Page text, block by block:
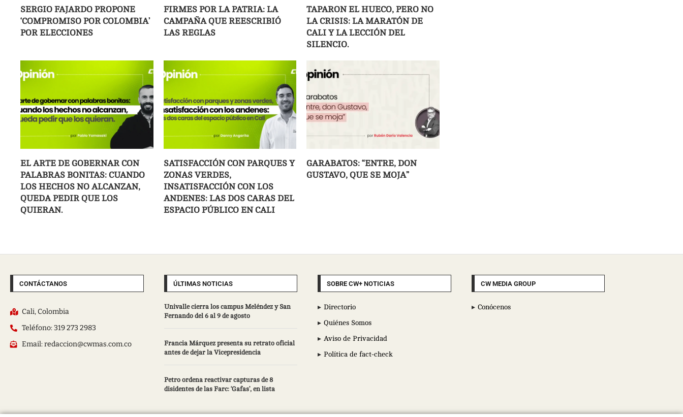
SERGIO FAJARDO PROPONE
‘COMPROMISO POR COLOMBIA’
POR ELECCIONES
FIRMES POR LA PATRIA: LA
CAMPAÑA QUE REESCRIBIÓ
LAS REGLAS
TAPARON EL HUECO, PERO NO
LA CRISIS: LA MARATÓN DE
CALI Y LA LECCIÓN DEL
SILENCIO.
EL ARTE DE GOBERNAR CON
PALABRAS BONITAS: CUANDO
LOS HECHOS NO ALCANZAN,
QUEDA PEDIR QUE LOS
QUIERAN.
SATISFACCIÓN CON PARQUES Y
ZONAS VERDES,
INSATISFACCIÓN CON LOS
ANDENES: LAS DOS CARAS DEL
ESPACIO PÚBLICO EN CALI
GARABATOS: “ENTRE, DON
GUSTAVO, QUE SE MOJA”
CONTÁCTANOS
Cali, Colombia
Teléfono: 319 273 2983
Email: redaccion@cwmas.com.co
ÚLTIMAS NOTICIAS
Univalle cierra los campus Meléndez y San
Fernando del 6 al 9 de agosto
Francia Márquez presenta su retrato oficial
antes de dejar la Vicepresidencia
Petro ordena reactivar capturas de 8
disidentes de las Farc: ‘Gafas’, en lista
SOBRE CW+ NOTICIAS
Directorio
Quiénes Somos
Aviso de Privacidad
Política de fact-check
CW MEDIA GROUP
Conócenos